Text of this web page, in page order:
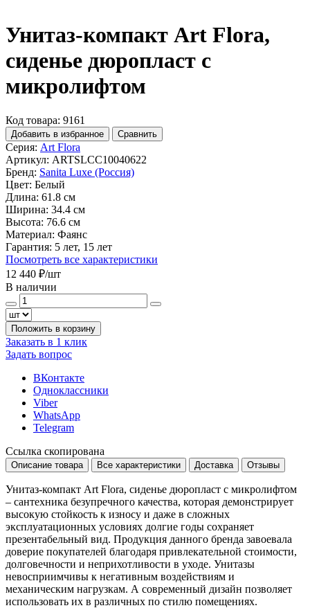
Унитаз-компакт Art Flora,
сиденье дюропласт с
микролифтом
Код товара: 9161
Добавить в избранное Сравнить
Серия: Art Flora
Артикул: ARTSLCC10040622
Бренд: Sanita Luxe (Россия)
Цвет: Белый
Длина: 61.8 см
Ширина: 34.4 см
Высота: 76.6 см
Материал: Фаянс
Гарантия: 5 лет, 15 лет
Посмотреть все характеристики
12 440 ₽/шт
В наличии
Положить в корзину
Заказать в 1 клик
Задать вопрос
ВКонтакте
Одноклассники
Viber
WhatsApp
Telegram
Ссылка скопирована
Описание товара Все характеристики Доставка Отзывы
Унитаз-компакт Art Flora, сиденье дюропласт с микролифтом
– сантехника безупречного качества, которая демонстрирует
высокую стойкость к износу и даже в сложных
эксплуатационных условиях долгие годы сохраняет
презентабельный вид. Продукция данного бренда завоевала
доверие покупателей благодаря привлекательной стоимости,
долговечности и неприхотливости в уходе. Унитазы
невосприимчивы к негативным воздействиям и
механическим нагрузкам. А современный дизайн позволяет
использовать их в различных по стилю помещениях.